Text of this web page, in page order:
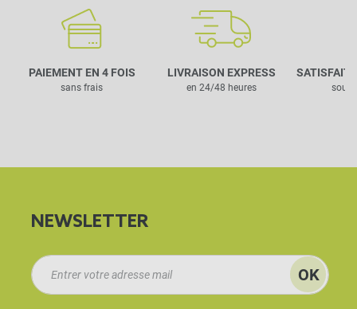
PAIEMENT EN 4 FOIS
sans frais
LIVRAISON EXPRESS
en 24/48 heures
SATISFAIT
sous
NEWSLETTER